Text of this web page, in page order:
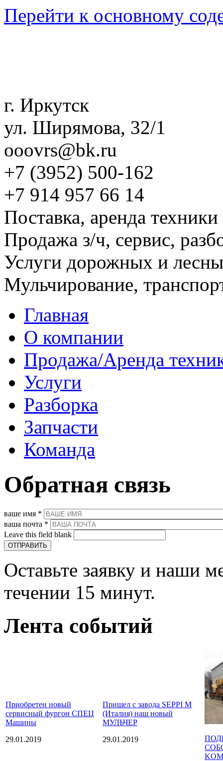
Перейти к основному
г. Иркутск
ул. Ширямова, 32/1
ooovrs@bk.ru
+7 (3952) 500-162
+7 914 957 66 14
Поставка, аренда техники
Продажа з/ч, сервис,
Услуги дорожных и
Мульчирование,
Главная
О компании
Продажа/Аренда
Услуги
Разборка
Запчасти
Команда
Обратная связь
ваше имя *
ваша почта *
Leave this field blank
Оставьте заявку и наши
течении 15 минут.
Лента событий
Приобретен новый
сервисный фургон СПЕЦ
Машины
29.01.2019
Пришел с завода SEPPI M
(Италия) наш новый
МУЛЬЧЕР
29.01.2019